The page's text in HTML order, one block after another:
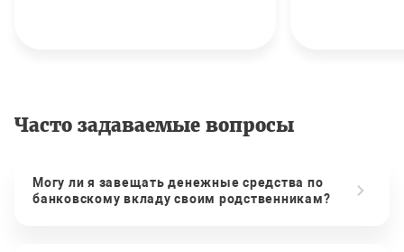
Часто задаваемые вопросы
Могу ли я завещать денежные средства по
банковскому вкладу своим родственникам?